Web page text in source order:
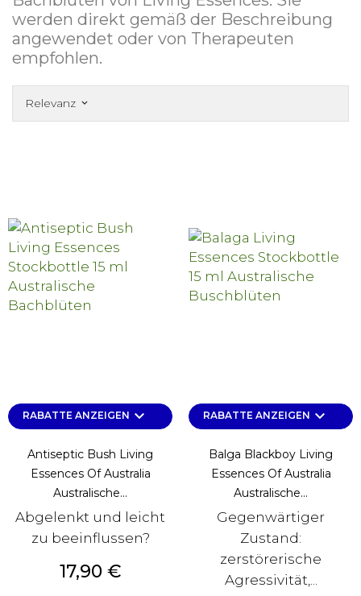
werden direkt gemäß der Beschreibung
angewendet oder von Therapeuten
empfohlen.
Relevanz keyboard_arrow_down
RABATTE ANZEIGEN keyboard_arrow_down
Antiseptic Bush Living
Essences Of Australia
Australische...
Abgelenkt und leicht
zu beeinflussen?
Preis
17,90 €
RABATTE ANZEIGEN keyboard_arrow_down
Balga Blackboy Living
Essences Of Australia
Australische...
Gegenwärtiger
Zustand:
zerstörerische
Agressivität,...